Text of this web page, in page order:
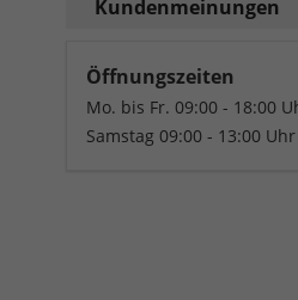
Kundenmeinungen
Öffnungszeiten
Mo. bis Fr. 09:00 - 18:00
Samstag 09:00 - 13:00 Uhr